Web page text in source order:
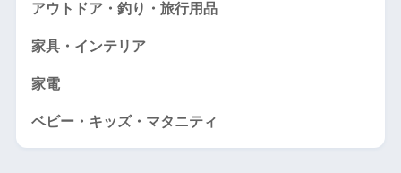
アウトドア・釣り・旅行用品
家具・インテリア
家電
ベビー・キッズ・マタニティ